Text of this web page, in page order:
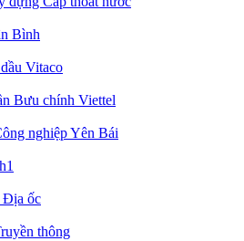
Bình
Vitaco
Bưu chính Viettel
nghiệp Yên Bái
Địa ốc
thông